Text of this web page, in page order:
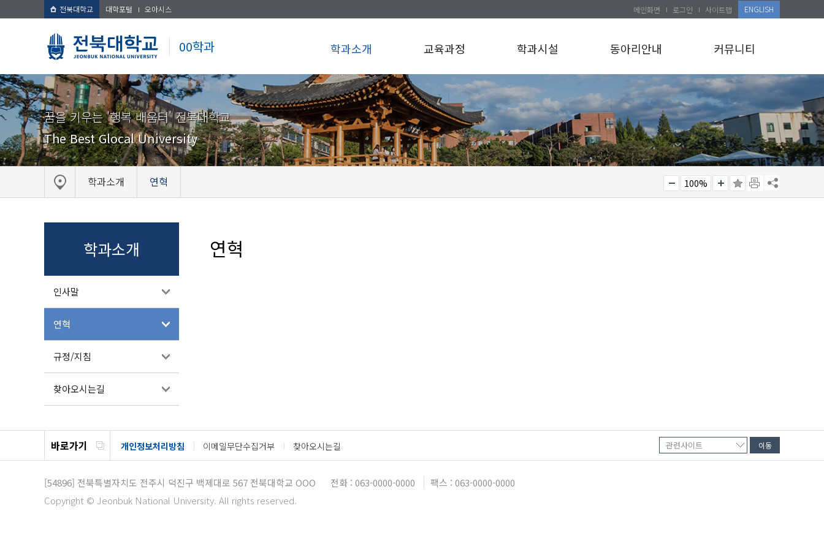
전북대학교 대학포털 오아시스
00학과
메인화면 로그인 사이트맵 ENGLISH
학과소개 교육과정 학과시설 동아리안내 커뮤니티
꿈을 키우는 '행복 배움터' 전북대학교
The Best Glocal University
학과소개 연혁 100%
학과소개
인사말
연혁
규정/지침
찾아오시는길
연혁
바로가기 개인정보처리방침 이메일무단수집거부 찾아오시는길
[54896] 전북특별자치도 전주시 덕진구 백제대로 567 전북대학교 OOO 전화 : 063-0000-0000
팩스 : 063-0000-0000
Copyright © Jeonbuk National University. All rights reserved.